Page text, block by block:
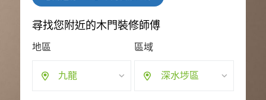
尋找您附近的木門裝修師傅
地區
九龍
區域
深水埗區